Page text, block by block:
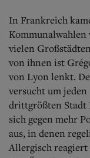
In Frankreich
Kommunalwahlen
vielen
von ihnen ist
von Lyon lenkt.
versucht um
drittgrößten Stadt
sich gegen mehr
aus, in denen
Allergisch